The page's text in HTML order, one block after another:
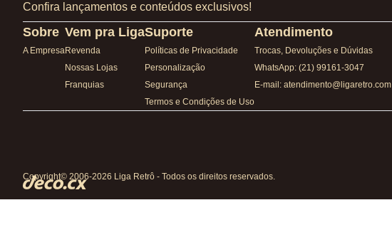
Confira lançamentos e conteúdos exclusivos!
Sobre
A Empresa
Vem pra Liga
Revenda
Nossas Lojas
Franquias
Suporte
Políticas de Privacidade
Personalização
Segurança
Termos e Condições de Uso
Atendimento
Trocas, Devoluções e Dúvidas
WhatsApp: (21) 99161-3047
E-mail: atendimento@ligaretro.com
Copyright© 2006-2026 Liga Retrô - Todos os direitos reservados.